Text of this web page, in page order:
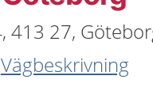
413 27,
Vägbeskrivning